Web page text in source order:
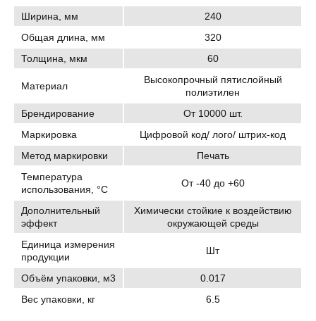
Ширина, мм
240
Общая длина, мм
320
Толщина, мкм
60
Материал
Высокопрочный пятислойный
полиэтилен
Брендирование
От 10000 шт.
Маркировка
Цифровой код/ лого/ штрих-код
Метод маркировки
Печать
Температура
использования, °C
От -40 до +60
Дополнительный
эффект
Химически стойкие к воздействию
окружающей среды
Единица измерения
продукции
Шт
Объём упаковки, м3
0.017
Вес упаковки, кг
6.5